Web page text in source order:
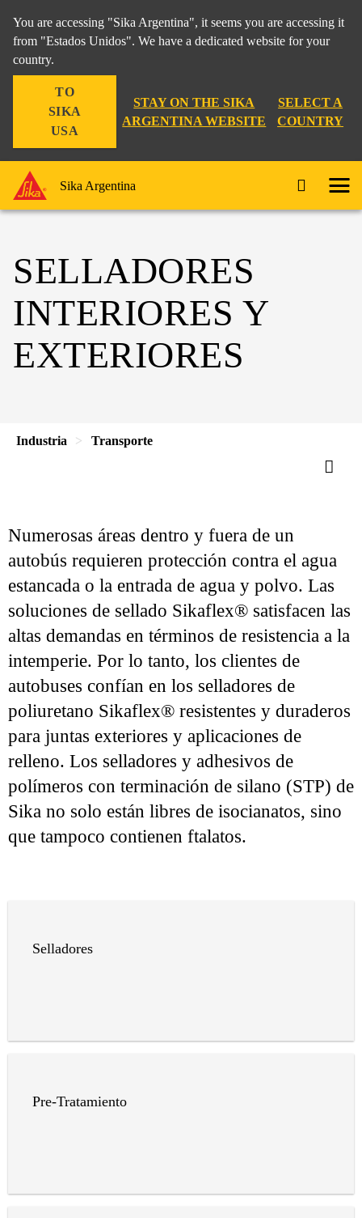
You are accessing "Sika Argentina", it seems you are accessing it
from "Estados Unidos". We have a dedicated website for your
country.
TO
SIKA
USA
STAY ON THE SIKA
ARGENTINA WEBSITE
SELECT A
COUNTRY
Sika Argentina
SELLADORES
INTERIORES Y
EXTERIORES
Industria Transporte
Numerosas áreas dentro y fuera de un
autobús requieren protección contra el agua
estancada o la entrada de agua y polvo. Las
soluciones de sellado Sikaflex® satisfacen las
altas demandas en términos de resistencia a la
intemperie. Por lo tanto, los clientes de
autobuses confían en los selladores de
poliuretano Sikaflex® resistentes y duraderos
para juntas exteriores y aplicaciones de
relleno. Los selladores y adhesivos de
polímeros con terminación de silano (STP) de
Sika no solo están libres de isocianatos, sino
que tampoco contienen ftalatos.
Selladores
Pre-Tratamiento